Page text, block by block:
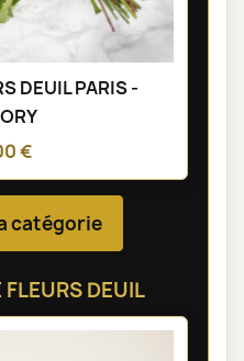
DEUIL PARIS -
€
catégorie
DEUIL